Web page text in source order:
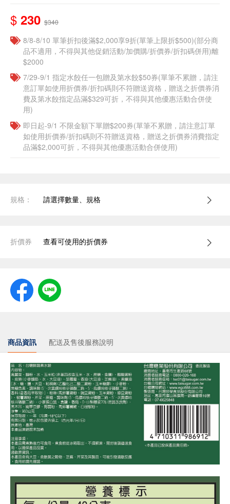
$ 230 $340
8/8-8/10 單筆折扣後滿$2,000享9折(單筆上限折$500)(部分商
品不適用，不得與其他促銷活動/加價購/折價券/折扣碼併用)離
$2000
7/29-9/1 指定水餃任一包贈及第水餃$50券(單筆不累贈，請注
意訂單如使用折價券/折扣碼則不符贈送資格，贈送之折價券消
費及第水餃指定品滿$329可折，不得與其他優惠活動合併使
用)
即日起-9/1 不限金額下單贈$200券(單筆不累贈，請注意訂單
如使用折價券/折扣碼則不符贈送資格，贈送之折價券消費指定
品滿$2,000可折，不得與其他優惠活動合併使用)
規格： 請選擇數量、規格
折價券 查看可使用的折價券
商品資訊 配送及售後服務說明